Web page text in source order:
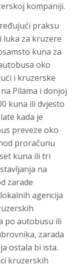
kompaniji.
praksu
za kruzere
kuna za
oko
i kruzerske
Pilama i donjoj
kuna ili dvjesto
kada je
preveze oko
proračunu
kuna ili tri
na
zarade
agencija
po autobusu ili
zarada
ostala bi ista.
kruzerskih